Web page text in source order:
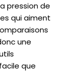
pression de
qui aiment
une
que